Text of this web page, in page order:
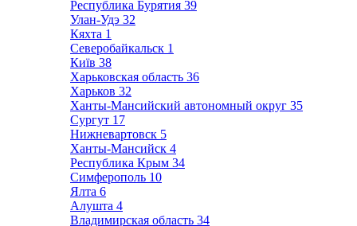
Республика Бурятия 39
Улан-Удэ 32
Кяхта 1
Северобайкальск 1
Київ 38
Харьковская область 36
Харьков 32
Ханты-Мансийский автономный округ 35
Сургут 17
Нижневартовск 5
Ханты-Мансийск 4
Республика Крым 34
Симферополь 10
Ялта 6
Алушта 4
Владимирская область 34